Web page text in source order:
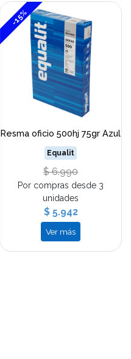
-15%
Resma oficio 500hj 75gr Azul
Equalit
$ 6.990
Por compras desde 3
unidades
$ 5.942
Ver más